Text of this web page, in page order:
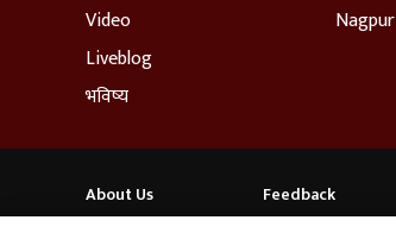
Video
Liveblog
भविष्य
Nagpur
About Us Feedback